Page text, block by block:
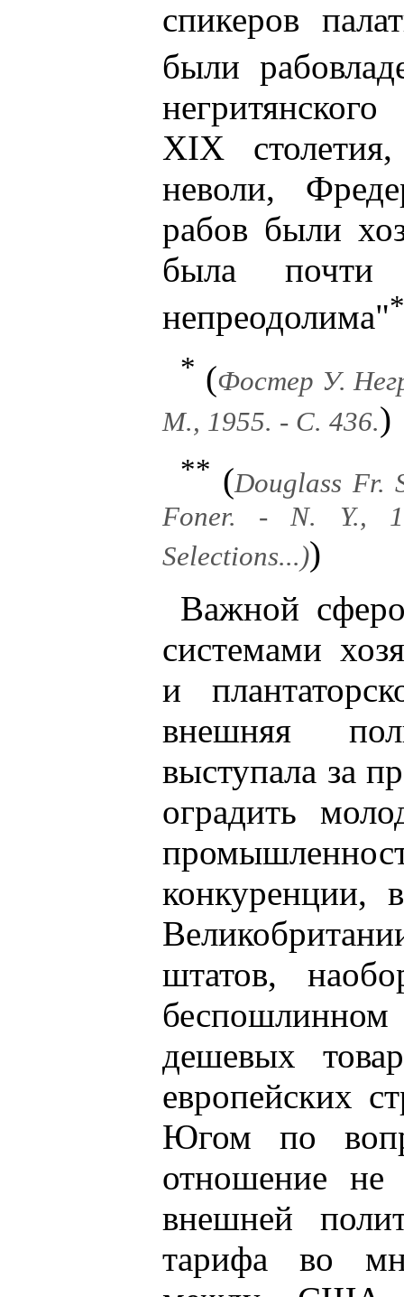
спикеров
были
XIX
неволи,
рабов были
была
непреодолима"
* (Фостер У.
М., 1955. - С. 436.)
** (Douglass Fr.
Foner. - N. Y.,
Selections...))
Важной
системами
и
внешняя
выступала за
оградить
конкуренции,
штатов,
беспошлинном
дешевых
европейских
Югом по
отношение
внешней
тарифа во